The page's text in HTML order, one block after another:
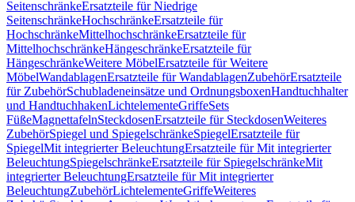
SeitenschränkeErsatzteile für Niedrige
SeitenschränkeHochschränkeErsatzteile für
HochschränkeMittelhochschränkeErsatzteile für
MittelhochschränkeHängeschränkeErsatzteile für
HängeschränkeWeitere MöbelErsatzteile für Weitere
MöbelWandablagenErsatzteile für WandablagenZubehörErsatzteile
für ZubehörSchubladeneinsätze und OrdnungsboxenHandtuchhalter
und HandtuchhakenLichtelementeGriffeSets
FüßeMagnettafelnSteckdosenErsatzteile für SteckdosenWeiteres
ZubehörSpiegel und SpiegelschränkeSpiegelErsatzteile für
SpiegelMit integrierter BeleuchtungErsatzteile für Mit integrierter
BeleuchtungSpiegelschränkeErsatzteile für SpiegelschränkeMit
integrierter BeleuchtungErsatzteile für Mit integrierter
BeleuchtungZubehörLichtelementeGriffeWeiteres